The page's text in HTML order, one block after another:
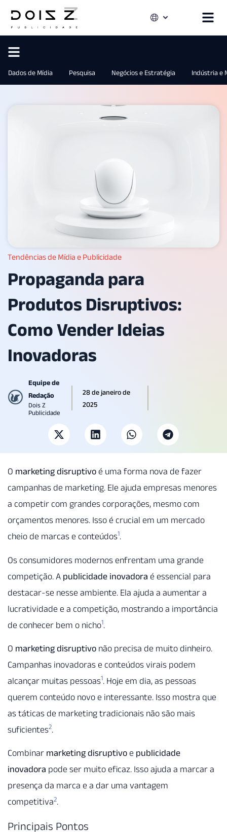
Dados de Mídia Pesquisa Negócios e Estratégia Indústria e
Tendências de Mídia e Publicidade
Propaganda para
Produtos Disruptivos:
Como Vender Ideias
Inovadoras
Equipe de
Redação
Dois Z
Publicidade
28 de janeiro de
2025
O marketing disruptivo é uma forma nova de fazer
campanhas de marketing. Ele ajuda empresas menores
a competir com grandes corporações, mesmo com
orçamentos menores. Isso é crucial em um mercado
cheio de marcas e conteúdos1.
Os consumidores modernos enfrentam uma grande
competição. A publicidade inovadora é essencial para
destacar-se nesse ambiente. Ela ajuda a aumentar a
lucratividade e a competição, mostrando a importância
de conhecer bem o nicho1.
O marketing disruptivo não precisa de muito dinheiro.
Campanhas inovadoras e conteúdos virais podem
alcançar muitas pessoas1. Hoje em dia, as pessoas
querem conteúdo novo e interessante. Isso mostra que
as táticas de marketing tradicionais não são mais
suficientes2.
Combinar marketing disruptivo e publicidade
inovadora pode ser muito eficaz. Isso ajuda a marcar a
presença da marca e a dar uma vantagem
competitiva2.
Principais Pontos